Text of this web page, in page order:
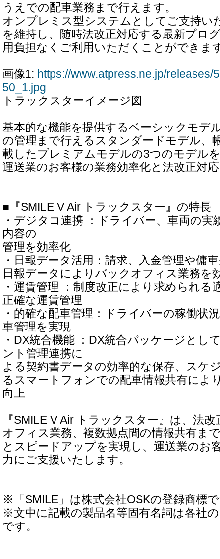
うえでの配車業務まで行えます。
オンプレミス型システムとしてご支持い
を維持し、随時法改正対応する最新プロ
用負担なくご利用いただくことができま
画像1: https://www.atpress.ne.jp/releases/
50_1.jpg
トラックスターイメージ図
基本的な機能を提供するベーシックモデ
の管理まで行えるスタンダードモデル、
載したプレミアムモデルの3つのモデル
運送業のお客様の業務効率化と法改正対
■『SMILE V Air トラックスター』の特長
・デジタコ連携 ：ドライバー、車両の実
内容の
管理を効率化
・日報データ活用：請求、入金管理や傭
日報データによりバックオフィス業務を
・運賃管理 ：制度改正により求められる
正確な運賃管理
・的確な配車管理：ドライバーの稼働状
車管理を実現
・DX統合機能 ：DX統合パッケージとし
ント管理連携に
よる契約書データの効率的な保存、スケ
るスマートフォンでの配車情報共有によ
向上
『SMILE V Air トラックスター』は、法
オフィス業務、複数拠点間の情報共有ま
とスピードアップを実現し、運送業のお
力にご支援いたします。
※「SMILE」は株式会社OSKの登録商標
※文中に記載の製品名等固有名詞は各社
です。